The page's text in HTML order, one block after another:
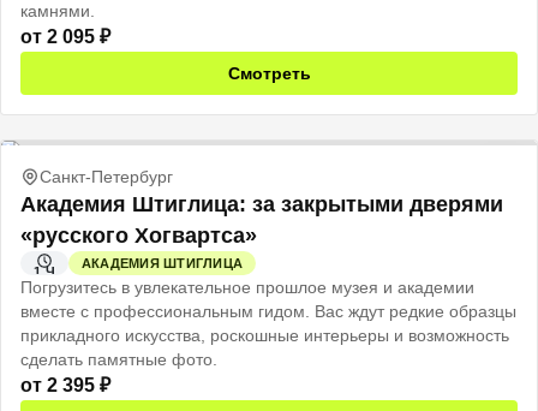
камнями.
от 2 095 ₽
Смотреть
Санкт-Петербург
Академия Штиглица: за закрытыми дверями
«русского Хогвартса»
1 Ч
АКАДЕМИЯ ШТИГЛИЦА
Погрузитесь в увлекательное прошлое музея и академии
вместе с профессиональным гидом. Вас ждут редкие образцы
прикладного искусства, роскошные интерьеры и возможность
сделать памятные фото.
от 2 395 ₽